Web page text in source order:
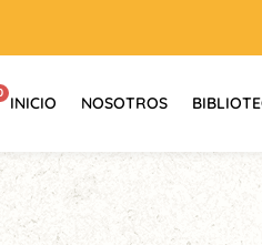
INICIO NOSOTROS